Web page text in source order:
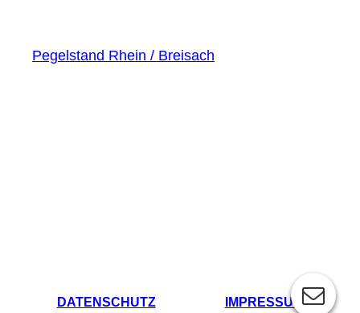
Pegelstand Rhein / Breisach
DATENSCHUTZ IMPRESSUM